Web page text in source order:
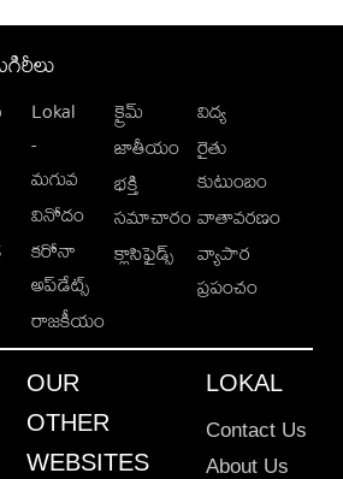
Lokal
-
మగువ
వినోదం
కరోనా
అప్‌డేట్స్
రాజకీయం
క్రైమ్
జాతీయం
భక్తి
సమాచారం
క్లాసిఫైడ్స్
విద్య
రైతు
కుటుంబం
వాతావరణం
వ్యాపార
ప్రపంచం
OUR
OTHER
WEBSITES
LOKAL
Contact Us
About Us